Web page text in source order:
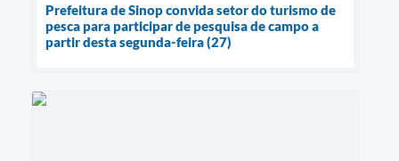
Prefeitura de Sinop convida setor do turismo de
pesca para participar de pesquisa de campo a
partir desta segunda-feira (27)